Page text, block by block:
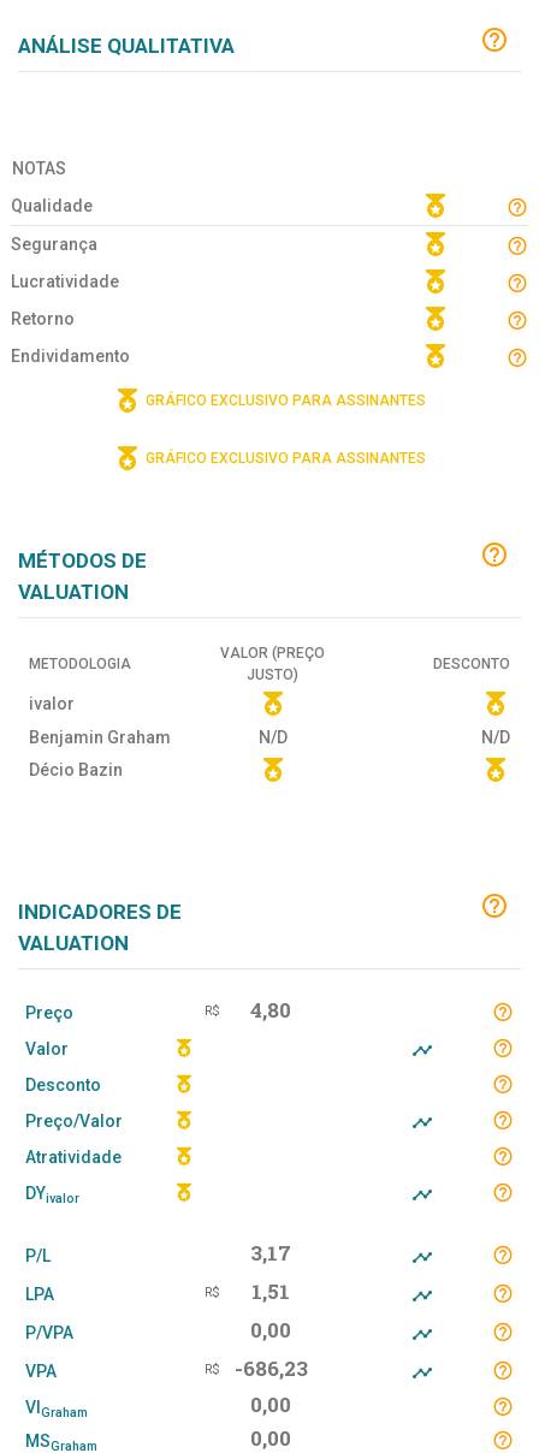
ANÁLISE QUALITATIVA
NOTAS
Qualidade
Segurança
Lucratividade
Retorno
Endividamento
GRÁFICO EXCLUSIVO PARA ASSINANTES
GRÁFICO EXCLUSIVO PARA ASSINANTES
MÉTODOS DE
VALUATION
METODOLOGIA
VALOR (PREÇO
JUSTO)
DESCONTO
ivalor
Benjamin Graham
N/D
N/D
Décio Bazin
INDICADORES DE
VALUATION
Preço R$ 4,80
Valor
Desconto
Preço/Valor
Atratividade
DYivalor
P/L 3,17
LPA R$ 1,51
P/VPA 0,00
VPA R$ -686,23
VI Graham 0,00
MSGraham 0,00